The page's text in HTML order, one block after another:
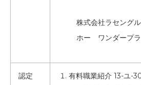
株式会社ラセング
ホー ワンダープ
認定
有料職業紹介 13-ユ-